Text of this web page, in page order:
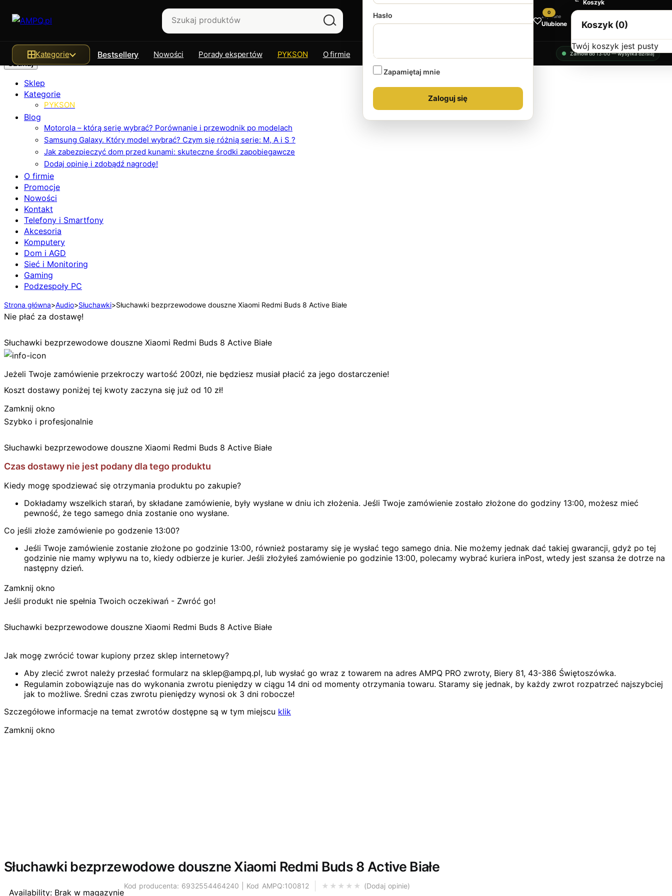
Szukaj
Sklep
Kategorie
PYKSON
Blog
Motorola – którą serię wybrać? Porównanie i przewodnik po modelach
Samsung Galaxy. Który model wybrać? Czym się różnią serie: M, A i S ?
Jak zabezpieczyć dom przed kunami: skuteczne środki zapobiegawcze
Dodaj opinię i zdobądź nagrodę!
O firmie
Promocje
Nowości
Kontakt
Telefony i Smartfony
Akcesoria
Komputery
Dom i AGD
Sieć i Monitoring
Gaming
Podzespoły PC
Koszyk
Koszyk (0)
Twój koszyk jest pusty
0
Zapisane
Ulubione
Hasło
Zapamiętaj mnie
Kategorie Bestsellery Nowości Porady ekspertów PYKSON O firmie Kontakt Zamów do 13:00 — wysyłka dzisiaj
Strona główna>Audio>Słuchawki>Słuchawki bezprzewodowe douszne Xiaomi Redmi Buds 8 Active Białe
Nie płać za dostawę!
Słuchawki bezprzewodowe douszne Xiaomi Redmi Buds 8 Active Białe
Jeżeli Twoje zamówienie przekroczy wartość 200zł, nie będziesz musiał płacić za jego dostarczenie!
Koszt dostawy poniżej tej kwoty zaczyna się już od 10 zł!
Zamknij okno
Szybko i profesjonalnie
Słuchawki bezprzewodowe douszne Xiaomi Redmi Buds 8 Active Białe
Czas dostawy nie jest podany dla tego produktu
Kiedy mogę spodziewać się otrzymania produktu po zakupie?
Dokładamy wszelkich starań, by składane zamówienie, były wysłane w dniu ich złożenia. Jeśli Twoje zamówienie zostało złożone do godziny 13:00, możesz mieć
pewność, że tego samego dnia zostanie ono wysłane.
Co jeśli złoże zamówienie po godzenie 13:00?
Jeśli Twoje zamówienie zostanie złożone po godzinie 13:00, również postaramy się je wysłać tego samego dnia. Nie możemy jednak dać takiej gwarancji, gdyż po tej
godzinie nie mamy wpływu na to, kiedy odbierze je kurier. Jeśli złożyłeś zamówienie po godzinie 13:00, polecamy wybrać kuriera inPost, wtedy jest szansa że dotrze na
następny dzień.
Zamknij okno
Jeśli produkt nie spełnia Twoich oczekiwań - Zwróć go!
Słuchawki bezprzewodowe douszne Xiaomi Redmi Buds 8 Active Białe
Jak mogę zwrócić towar kupiony przez sklep internetowy?
Aby zlecić zwrot należy przesłać formularz na sklep@ampq.pl, lub wysłać go wraz z towarem na adres AMPQ PRO zwroty, Biery 81, 43-386 Świętoszówka.
Regulamin zobowiązuje nas do wykonania zwrotu pieniędzy w ciągu 14 dni od momenty otrzymania towaru. Staramy się jednak, by każdy zwrot rozpatrzeć najszybciej
jak to możliwe. Średni czas zwrotu pieniędzy wynosi ok 3 dni robocze!
Szczegółowe informacje na temat zwrotów dostępne są w tym miejscu klik
Zamknij okno
Słuchawki bezprzewodowe douszne Xiaomi Redmi Buds 8 Active Białe
Dodaj opinie
Availability: Brak w magazynie
Kod producenta: 6932554464240 | Kod AMPQ:100812